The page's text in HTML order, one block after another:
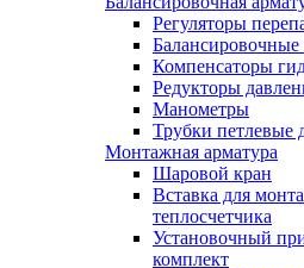
Регуляторы
Компенсаторы
Редукторы
Манометры
Трубки петлевые
Монтажная арматура
Шаровой кран
Вставка для
теплосчетчика
Установочный
комплект